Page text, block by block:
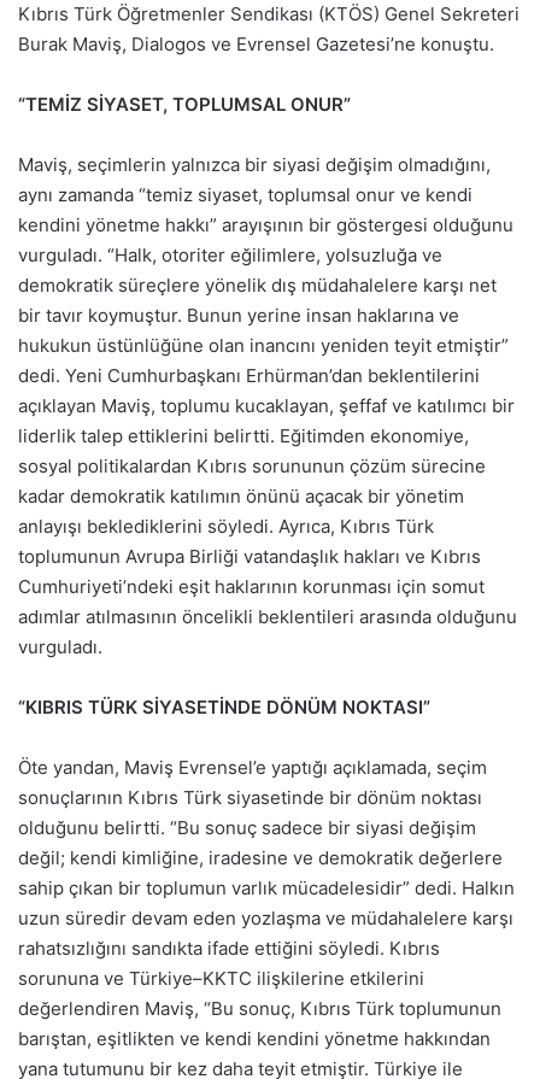
Kıbrıs Türk Öğretmenler Sendikası (KTÖS) Genel Sekreteri
Burak Maviş, Dialogos ve Evrensel Gazetesi’ne konuştu.
“TEMİZ SİYASET, TOPLUMSAL ONUR”
Maviş, seçimlerin yalnızca bir siyasi değişim olmadığını,
aynı zamanda “temiz siyaset, toplumsal onur ve kendi
kendini yönetme hakkı” arayışının bir göstergesi olduğunu
vurguladı. “Halk, otoriter eğilimlere, yolsuzluğa ve
demokratik süreçlere yönelik dış müdahalelere karşı net
bir tavır koymuştur. Bunun yerine insan haklarına ve
hukukun üstünlüğüne olan inancını yeniden teyit etmiştir”
dedi. Yeni Cumhurbaşkanı Erhürman’dan beklentilerini
açıklayan Maviş, toplumu kucaklayan, şeffaf ve katılımcı bir
liderlik talep ettiklerini belirtti. Eğitimden ekonomiye,
sosyal politikalardan Kıbrıs sorununun çözüm sürecine
kadar demokratik katılımın önünü açacak bir yönetim
anlayışı beklediklerini söyledi. Ayrıca, Kıbrıs Türk
toplumunun Avrupa Birliği vatandaşlık hakları ve Kıbrıs
Cumhuriyeti’ndeki eşit haklarının korunması için somut
adımlar atılmasının öncelikli beklentileri arasında olduğunu
vurguladı.
“KIBRIS TÜRK SİYASETİNDE DÖNÜM NOKTASI”
Öte yandan, Maviş Evrensel’e yaptığı açıklamada, seçim
sonuçlarının Kıbrıs Türk siyasetinde bir dönüm noktası
olduğunu belirtti. “Bu sonuç sadece bir siyasi değişim
değil; kendi kimliğine, iradesine ve demokratik değerlere
sahip çıkan bir toplumun varlık mücadelesidir” dedi. Halkın
uzun süredir devam eden yozlaşma ve müdahalelere karşı
rahatsızlığını sandıkta ifade ettiğini söyledi. Kıbrıs
sorununa ve Türkiye–KKTC ilişkilerine etkilerini
değerlendiren Maviş, “Bu sonuç, Kıbrıs Türk toplumunun
barıştan, eşitlikten ve kendi kendini yönetme hakkından
yana tutumunu bir kez daha teyit etmiştir. Türkiye ile